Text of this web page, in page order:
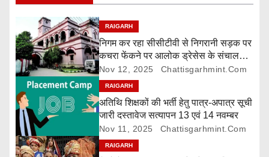
a
t
i
o
n
RAIGARH
निगम कर रहा सीसीटीवी से निगरानी सड़क पर
कचरा फेंकने पर आलोक ड्रेसेस के संचालक
पर 5000 रुपए जुर्माना
Nov 12, 2025 Chattisgarhmint.com
RAIGARH
अतिथि शिक्षकों की भर्ती हेतु पात्र-अपात्र सूची
जारी दस्तावेज सत्यापन 13 एवं 14 नवम्बर
Nov 11, 2025 Chattisgarhmint.com
RAIGARH